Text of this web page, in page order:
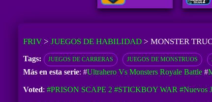
FRIV> JUEGOS DE HABILIDAD> MONSTER
Tags: JUEGOS DE CARRERAS JUEGOS DE MONSTRUOS
Más en esta serie: #Ultrahero Vs Monsters Royale Battle#
Voted: #PRISON SCAPE 2 #STICKBOY WAR #Nuevos